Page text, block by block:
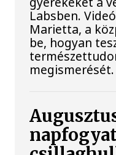
Labsben.
Marietta, a
be, hogyan
megismerését.